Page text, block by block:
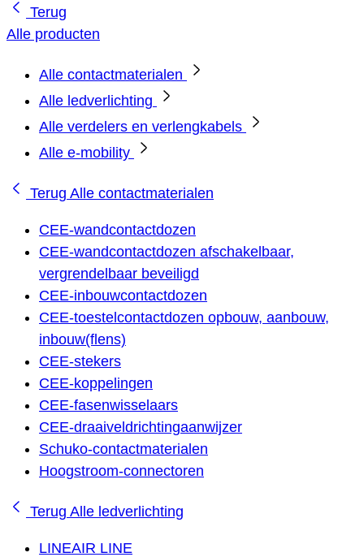
Terug
Alle producten
Alle contactmaterialen
Alle ledverlichting
Alle verdelers en verlengkabels
Alle e-mobility
Terug Alle contactmaterialen
CEE-wandcontactdozen
CEE-wandcontactdozen afschakelbaar,
vergrendelbaar beveiligd
CEE-inbouwcontactdozen
CEE-toestelcontactdozen opbouw, aanbouw,
inbouw(flens)
CEE-stekers
CEE-koppelingen
CEE-fasenwisselaars
CEE-draaiveldrichtingaanwijzer
Schuko-contactmaterialen
Hoogstroom-connectoren
Terug Alle ledverlichting
LINEAIR LINE